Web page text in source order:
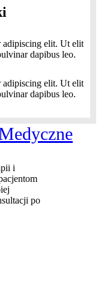
adipiscing elit. Ut elit
dapibus leo.
adipiscing elit. Ut elit
dapibus leo.
i
po